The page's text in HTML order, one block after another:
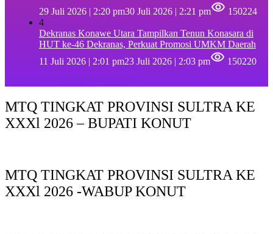
29 Juli 2026 | 2:20 pm30 Juli 2026 | 2:21 pm
150224
4
Dekranas Konawe Utara Tampilkan Tenun Konasara di
HUT ke-46 Dekranas, Perkuat Promosi UMKM Daerah
11 Juli 2026 | 2:01 pm23 Juli 2026 | 2:03 pm 150220
MTQ TINGKAT PROVINSI SULTRA KE
XXXl 2026 – BUPATI KONUT
MTQ TINGKAT PROVINSI SULTRA KE
XXXl 2026 -WABUP KONUT